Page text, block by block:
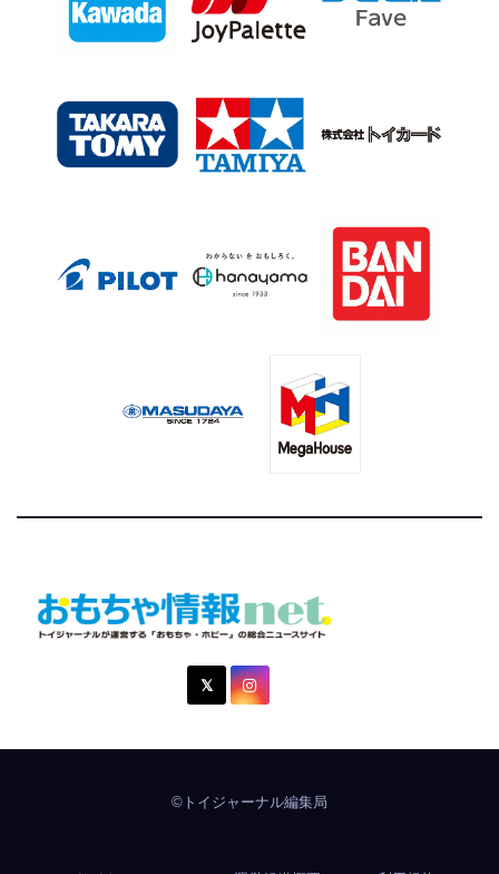
おもちゃ情報net.
トイジャーナルが運営する「おもちゃ・ホビー」の総合ニュ
©トイジャーナル編集局